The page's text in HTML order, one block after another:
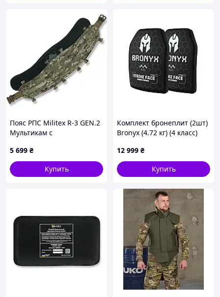
Пояс РПС Militex R-3 GEN.2
Мультикам с
класса
5 699 ₴
Купить
Комплект бронеплит (2шт)
Bronyx (4.72 кг) (4 класс)
12 999 ₴
Купить